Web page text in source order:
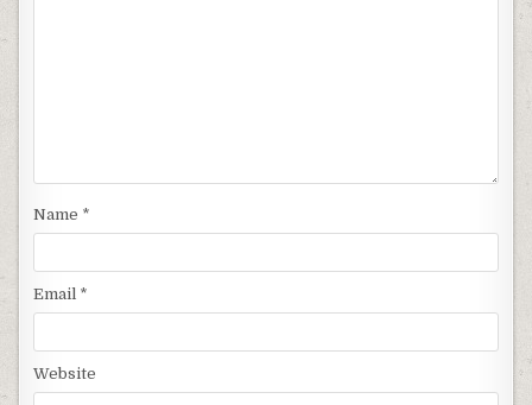
Name *
Email *
Website